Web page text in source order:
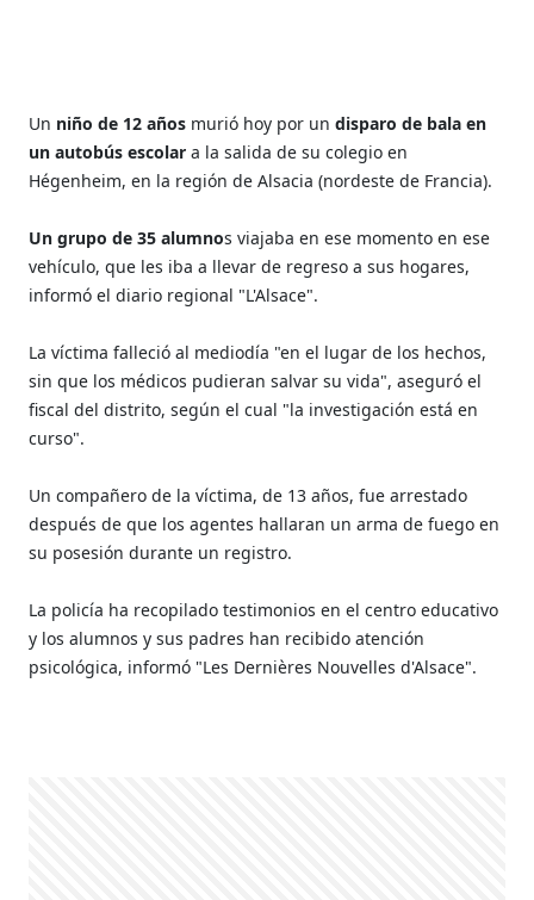
Un niño de 12 años murió hoy por un disparo de bala en
un autobús escolara la salida de su colegio en
Hégenheim, en la región de Alsacia (nordeste de Francia).
Un grupo de 35 alumnos viajaba en ese momento en ese
vehículo, que les iba a llevar de regreso a sus hogares,
informó el diario regional "L'Alsace".
La víctima falleció al mediodía "en el lugar de los hechos,
sin que los médicos pudieran salvar su vida", aseguró el
fiscal del distrito, según el cual "la investigación está en
curso".
Un compañero de la víctima, de 13 años, fue arrestado
después de que los agentes hallaran un arma de fuego en
su posesión durante un registro.
La policía ha recopilado testimonios en el centro educativo
y los alumnos y sus padres han recibido atención
psicológica, informó "Les Dernières Nouvelles d'Alsace".